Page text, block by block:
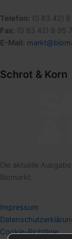
Telefon: (0 83 42)
Fax: (0 83 42) 8 95
E-Mail:
Schrot & Korn
Die aktuelle
Biomarkt.
Impressum
Cookie-Richtlinie